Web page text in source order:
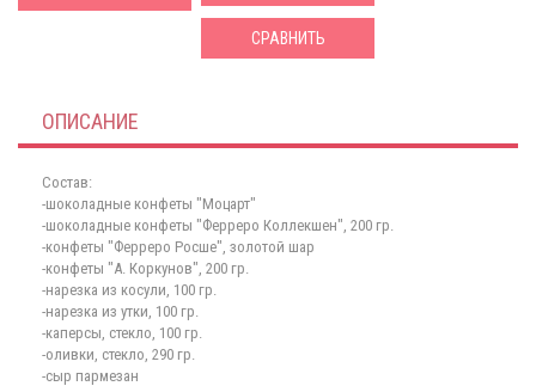
СРАВНИТЬ
ОПИСАНИЕ
Состав:
-шоколадные конфеты "Моцарт"
-шоколадные конфеты "Ферреро Коллекшен", 200 гр.
-конфеты "Ферреро Росше", золотой шар
-конфеты "А. Коркунов", 200 гр.
-нарезка из косули, 100 гр.
-нарезка из утки, 100 гр.
-каперсы, стекло, 100 гр.
-оливки, стекло, 290 гр.
-сыр пармезан